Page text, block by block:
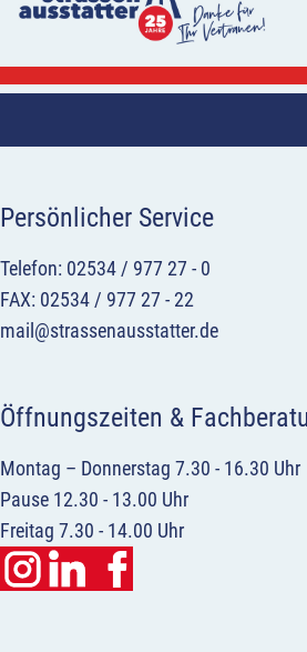
Persönlicher Service
Telefon: 02534 / 977 27 - 0
FAX: 02534 / 977 27 - 22
mail@strassenausstatter.de
Öffnungszeiten &
Montag – Donnerstag 7.30 - 16.30 Uhr
Pause 12.30 - 13.00 Uhr
Freitag 7.30 - 14.00 Uhr